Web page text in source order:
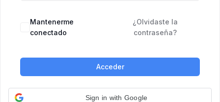
Mantenerme
conectado
¿Olvidaste la
contraseña?
Acceder
Sign in with Google